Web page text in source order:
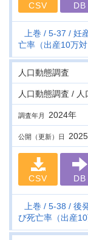
CSV DB
上巻 5-37
妊
亡率（出産10万対
人口動態調査
人口動態調査 /
調査年月 2024年
公開（更新）日
CSV DB
上巻 5-38
後
び死亡率（出産10